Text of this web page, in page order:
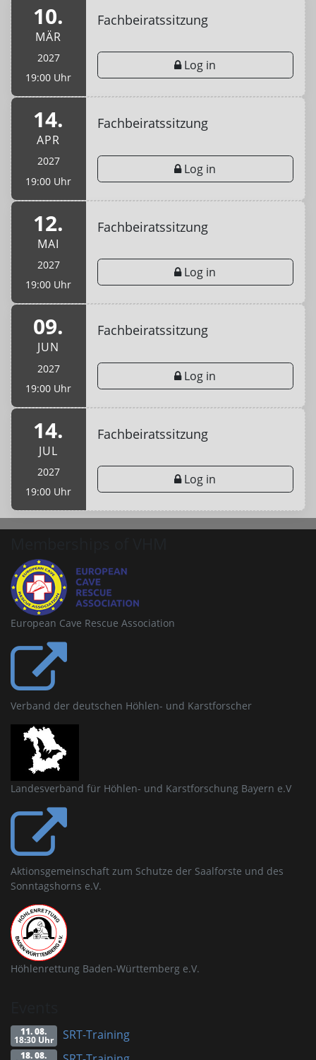
10.
MÄR
2027
19:00 Uhr
Fachbeiratssitzung
Log in
14.
APR
2027
19:00 Uhr
Fachbeiratssitzung
Log in
12.
MAI
2027
19:00 Uhr
Fachbeiratssitzung
Log in
09.
JUN
2027
19:00 Uhr
Fachbeiratssitzung
Log in
14.
JUL
2027
19:00 Uhr
Fachbeiratssitzung
Log in
European Cave Rescue Association
Verband der deutschen Höhlen- und Karstforscher
Landesverband für Höhlen- und Karstforschung Bayern e.V
Aktionsgemeinschaft zum Schutze der Saalforste und des
Sonntagshorns e.V.
Höhlenrettung Baden-Württemberg e.V.
11. 08.
18:30 Uhr SRT-Training
18. 08.